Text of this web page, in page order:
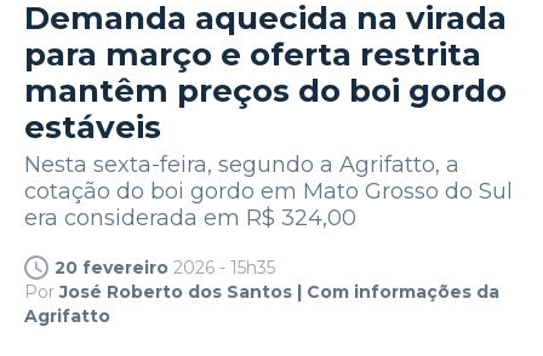
Demanda aquecida na virada
para março e oferta restrita
mantêm preços do boi gordo
estáveis
Nesta sexta-feira, segundo a Agrifatto, a
cotação do boi gordo em Mato Grosso do Sul
era considerada em R$ 324,00
20 fevereiro 2026 - 15h35
PorJosé Roberto dos Santos | Com informações da
Agrifatto